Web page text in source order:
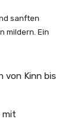
sanften
mildern. Ein
von Kinn bis
mit